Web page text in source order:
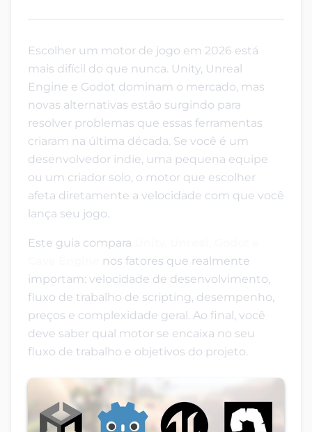
Escolher um motor de jogo em 2026 está
mais difícil do que nunca. Unity, Unreal
Engine e Godot dominam o mercado, mas
novas alternativas estão surgindo para
resolver problemas que essas ferramentas
criaram na última década. Se você é um
desenvolvedor indie, uma pequena equipe
ou um criador solo, o motor que escolher
afeta diretamente a velocidade com que você
lança seu jogo.
Este guia compara
nos fatores que realmente
importam: velocidade de desenvolvimento,
fluxo de trabalho de scripting, desempenho,
preços e complexidade geral. Ao final, você
deve saber qual motor se encaixa no seu
fluxo de trabalho e objetivos do projeto.